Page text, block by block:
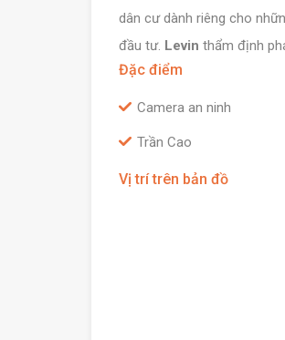
dân cư dành riêng cho
đầu tư. Levin thẩm định
Đặc điểm
Camera an ninh
Trần Cao
Vị trí trên bản đồ